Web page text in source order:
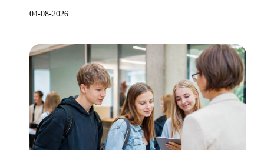
04-08-2026